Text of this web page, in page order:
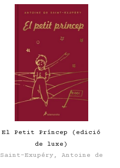
El Petit Príncep (edició
de luxe)
Saint-Exupéry, Antoine de